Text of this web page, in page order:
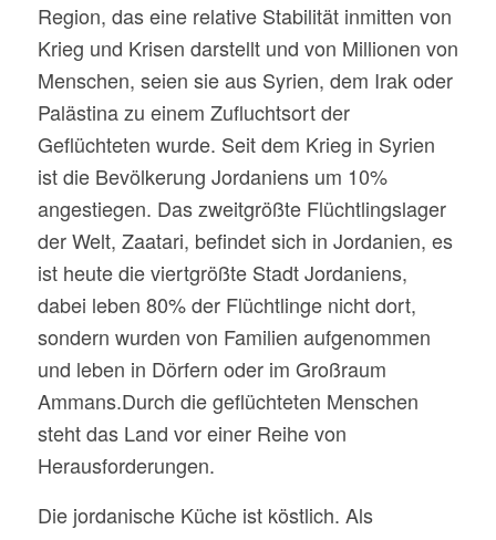
Region, das eine relative Stabilität inmitten von
Krieg und Krisen darstellt und von Millionen von
Menschen, seien sie aus Syrien, dem Irak oder
Palästina zu einem Zufluchtsort der
Geflüchteten wurde. Seit dem Krieg in Syrien
ist die Bevölkerung Jordaniens um 10%
angestiegen. Das zweitgrößte Flüchtlingslager
der Welt, Zaatari, befindet sich in Jordanien, es
ist heute die viertgrößte Stadt Jordaniens,
dabei leben 80% der Flüchtlinge nicht dort,
sondern wurden von Familien aufgenommen
und leben in Dörfern oder im Großraum
Ammans.Durch die geflüchteten Menschen
steht das Land vor einer Reihe von
Herausforderungen.
Die jordanische Küche ist köstlich. Als